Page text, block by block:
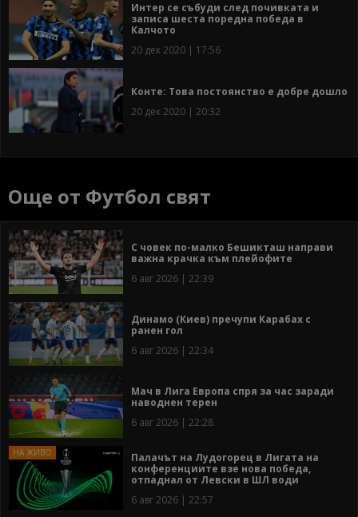
Интер се събуди след почивката и
записа шеста поредна победа в
Калчото
20 дек 2020 | 17:56
Конте: Това постоянство е добре дошло
20 дек 2020 | 20:32
Още от Футбол свят
С човек по-малко Бешикташ направи
важна крачка към плейофите
6 авг 2026 | 22:39
Динамо (Киев) пречупи Карабах с
ранен гол
6 авг 2026 | 22:34
Мач в Лига Европа спря за час заради
наводнен терен
6 авг 2026 | 22:28
Палачът на Лудогорец в Лигата на
конференциите взе нова победа,
отпаднал от Левски в ШЛ води
6 авг 2026 | 22:57